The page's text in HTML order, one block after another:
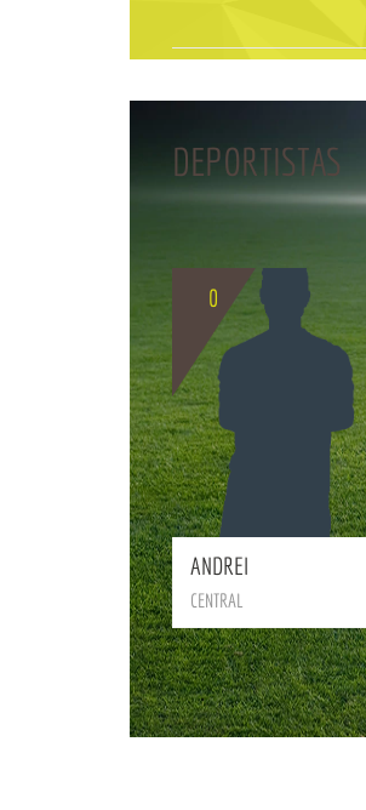
DEPORTISTAS
0
ANDREI
CENTRAL
BIO